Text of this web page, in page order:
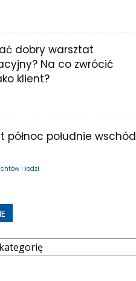
dobry warsztat
Na co zwrócić
klient?
północ południe wschód
i łodzi